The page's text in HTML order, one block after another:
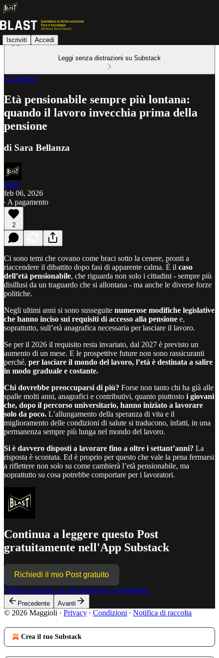
Iscriviti Accedi
Leggi senza distrazioni su Substack
Economia
Età pensionabile sempre più lontana:
quando il lavoro invecchia prima della
pensione
di Sara Bellanza
Blast
feb 06, 2026
∙ A pagamento
2
Ci sono temi che covano come braci sotto la cenere, pronti a
riaccendere il dibattito dopo fasi di apparente calma. È il caso
dell’età pensionabile, che riguarda non solo i cittadini - sempre più
disillusi da un traguardo che si allontana - ma anche le diverse forze
politiche.
Negli ultimi anni si sono susseguite numerose modifiche legislative
che hanno inciso sui requisiti di accesso alla pensione e,
soprattutto, sull’età anagrafica necessaria per lasciare il lavoro.
Se per il 2026 il requisito resta invariato, dal 2027 è previsto un
aumento di un mese. E le prospettive future non sono rassicuranti
perché, per lasciare il mondo del lavoro, l’età è destinata a salire
in modo graduale e costante.
Chi dovrebbe preoccuparsi di più? Forse non tanto chi ha già alle
spalle molti anni, anagrafici e contributivi, quanto piuttosto i giovani
che, dopo il percorso universitario, hanno iniziato a lavorare
solo da poco. L’allungamento della speranza di vita e il
miglioramento delle condizioni di salute si traducono, infatti, in una
permanenza sempre più lunga nel mondo del lavoro.
Si è davvero disposti a lavorare fino a oltre i settant’anni? La
risposta è scontata. Ed è proprio per questo che vale la pena fermarsi
a riflettere non solo su come cambierà l’età pensionabile, ma
soprattutto su cosa potrebbe comportare per i lavoratori.
Continua a leggere questo Post
gratuitamente nell'App Substack
Richiedi il mio Post gratuito
Oppure acquista un abbonamento a pagamento.
Precedente Avanti
© 2026 Maggioli · Privacy ∙ Condizioni ∙ Notifica di raccolta
Crea il tuo Substack